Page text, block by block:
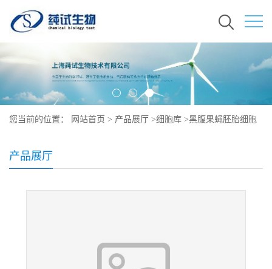
您当前的位置： 网站首页 > 产品展厅 >细胞库 >黑腹果蝇胚胎细胞
产品展厅